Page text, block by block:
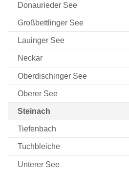
Donaurieder See
Großbettlinger See
Lauinger See
Neckar
Oberdischinger See
Oberer See
Steinach
Tiefenbach
Tuchbleiche
Unterer See